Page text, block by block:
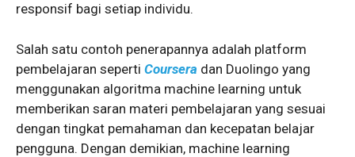
responsif bagi setiap individu.
Salah satu contoh penerapannya adalah platform
pembelajaran seperti Coursera dan Duolingo yang
menggunakan algoritma machine learning untuk
memberikan saran materi pembelajaran yang sesuai
dengan tingkat pemahaman dan kecepatan belajar
pengguna. Dengan demikian, machine learning